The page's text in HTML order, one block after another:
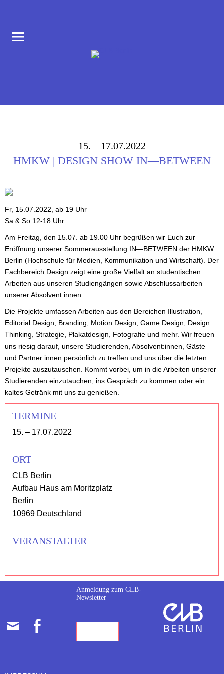
COLLABORATORIUM IM AUFBAU HAUS AM MORITZPLATZ
15. – 17.07.2022
HMKW | DESIGN SHOW IN—BETWEEN
Fr, 15.07.2022, ab 19 Uhr
Sa & So 12-18 Uhr
Am Freitag, den 15.07. ab 19.00 Uhr begrüßen wir Euch zur
Eröffnung unserer Sommerausstellung IN—BETWEEN der HMKW
Berlin (Hochschule für Medien, Kommunikation und Wirtschaft). Der
Fachbereich Design zeigt eine große Vielfalt an studentischen
Arbeiten aus unseren Studiengängen sowie Abschlussarbeiten
unserer Absolvent:innen.
Die Projekte umfassen Arbeiten aus den Bereichen Illustration,
Editorial Design, Branding, Motion Design, Game Design, Design
Thinking, Strategie, Plakatdesign, Fotografie und mehr. Wir freuen
uns riesig darauf, unsere Studierenden, Absolvent:innen, Gäste
und Partner:innen persönlich zu treffen und uns über die letzten
Projekte auszutauschen. Kommt vorbei, um in die Arbeiten unserer
Studierenden einzutauchen, ins Gespräch zu kommen oder ein
kaltes Getränk mit uns zu genießen.
TERMINE
15. – 17.07.2022
ORT
CLB Berlin
Aufbau Haus am Moritzplatz
Berlin
10969 Deutschland
VERANSTALTER
FACEBOOK
Anmeldung zum CLB-
Newsletter